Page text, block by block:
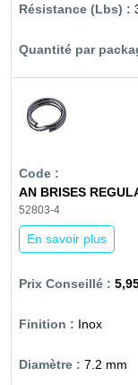
AN BRISES
52803-4
En savoir plus
Inox
7.2 mm